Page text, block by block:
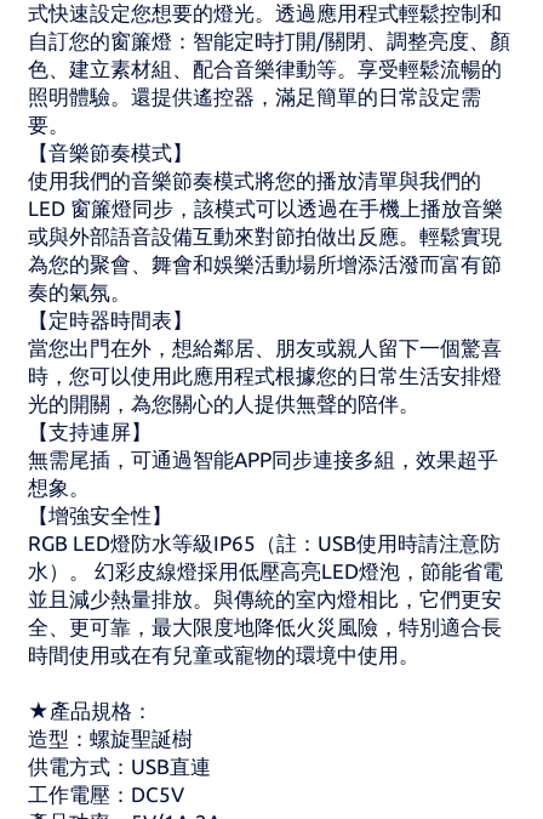
式快速設定您想要的燈光。透過應用程式輕鬆控制和
自訂您的窗簾燈：智能定時打開/關閉、調整亮度、顏
色、建立素材組、配合音樂律動等。享受輕鬆流暢的
照明體驗。還提供遙控器，滿足簡單的日常設定需
要。
【音樂節奏模式】
使用我們的音樂節奏模式將您的播放清單與我們的
LED 窗簾燈同步，該模式可以透過在手機上播放音樂
或與外部語音設備互動來對節拍做出反應。輕鬆實現
為您的聚會、舞會和娛樂活動場所增添活潑而富有節
奏的氣氛。
【定時器時間表】
當您出門在外，想給鄰居、朋友或親人留下一個驚喜
時，您可以使用此應用程式根據您的日常生活安排燈
光的開關，為您關心的人提供無聲的陪伴。
【支持連屏】
無需尾插，可通過智能APP同步連接多組，效果超乎
想象。
【增強安全性】
RGB LED燈防水等級IP65（註：USB使用時請注意防
水）。 幻彩皮線燈採用低壓高亮LED燈泡，節能省電
並且減少熱量排放。與傳統的室內燈相比，它們更安
全、更可靠，最大限度地降低火災風險，特別適合長
時間使用或在有兒童或寵物的環境中使用。
★產品規格：
造型：螺旋聖誕樹
供電方式：USB直連
工作電壓：DC5V